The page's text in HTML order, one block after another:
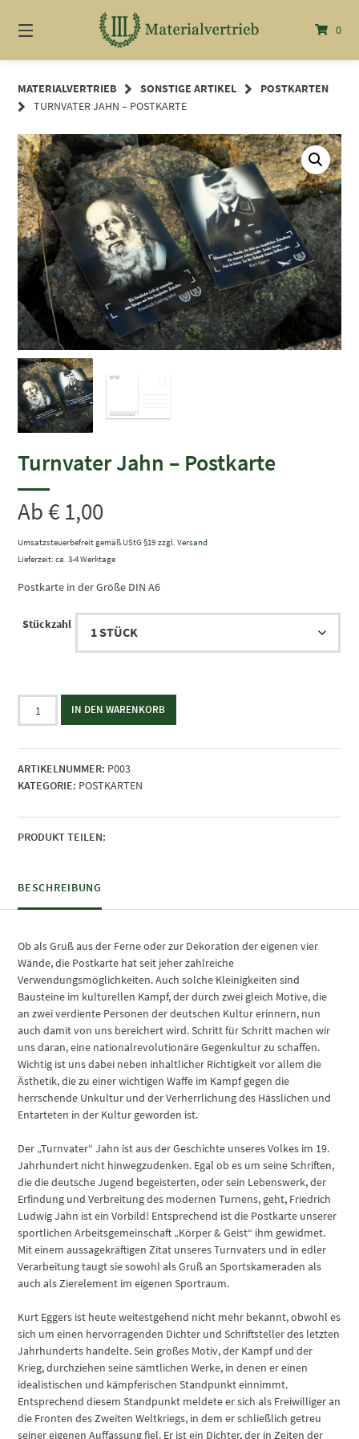
zum
Inhalt
0
MATERIALVERTRIEB SONSTIGE ARTIKEL
POSTKARTEN
TURNVATER JAHN – POSTKARTE
Turnvater Jahn – Postkarte
Ab€ 1,00
Umsatzsteuerbefreit gemäß UStG §19 zzgl.Versand
Lieferzeit: ca. 3-4 Werktage
Postkarte in der Größe DIN A6
Stückzahl
Turnvater
Jahn
Postkarte
Menge
IN DEN WARENKORB
ARTIKELNUMMER: P003
KATEGORIE: POSTKARTEN
PRODUKT TEILEN:
BESCHREIBUNG
Ob als Gruß aus der Ferne oder zur Dekoration der eigenen vier
Wände, die Postkarte hat seit jeher zahlreiche
Verwendungsmöglichkeiten. Auch solche Kleinigkeiten sind
Bausteine im kulturellen Kampf, der durch zwei gleich Motive, die
an zwei verdiente Personen der deutschen Kultur erinnern, nun
auch damit von uns bereichert wird. Schritt für Schritt machen wir
uns daran, eine nationalrevolutionäre Gegenkultur zu schaffen.
Wichtig ist uns dabei neben inhaltlicher Richtigkeit vor allem die
Ästhetik, die zu einer wichtigen Waffe im Kampf gegen die
herrschende Unkultur und der Verherrlichung des Hässlichen und
Entarteten in der Kultur geworden ist.
Der „Turnvater“ Jahn ist aus der Geschichte unseres Volkes im 19.
Jahrhundert nicht hinwegzudenken. Egal ob es um seine Schriften,
die die deutsche Jugend begeisterten, oder sein Lebenswerk, der
Erfindung und Verbreitung des modernen Turnens, geht, Friedrich
Ludwig Jahn ist ein Vorbild! Entsprechend ist die Postkarte unserer
sportlichen Arbeitsgemeinschaft „Körper & Geist“ ihm gewidmet.
Mit einem aussagekräftigen Zitat unseres Turnvaters und in edler
Verarbeitung taugt sie sowohl als Gruß an Sportskameraden als
auch als Zierelement im eigenen Sportraum.
Kurt Eggers ist heute weitestgehend nicht mehr bekannt, obwohl es
sich um einen hervorragenden Dichter und Schriftsteller des letzten
Jahrhunderts handelte. Sein großes Motiv, der Kampf und der
Krieg, durchziehen seine sämtlichen Werke, in denen er einen
idealistischen und kämpferischen Standpunkt einnimmt.
Entsprechend diesem Standpunkt meldete er sich als Freiwilliger an
die Fronten des Zweiten Weltkriegs, in dem er schließlich getreu
seiner eigenen Auffassung fiel. Er ist ein Dichter, der in Zeiten der